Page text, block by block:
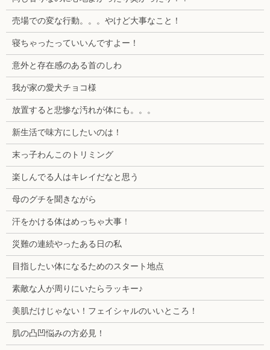
売場での変な行動。。。やけど大事なこと！
寝ちゃったっていいんですよー！
意外と存在感のある首のしわ
我が家の愛犬チョコ様
放置すると悲惨な汚れが体にも。。。
新生活で味方にしたいのは！
末っ子わんこのトリミング
楽しんでる人はキレイだなと思う
母のグチを聞きながら
汗をかける体はめっちゃ大事！
災難の連続やったある日の私
目指したい体になるためのスタート地点
素敵な人が周りにいたらラッキー♪
美肌だけじゃない！フェイシャルのいいところ！
肌の凸凹悩みの方必見！